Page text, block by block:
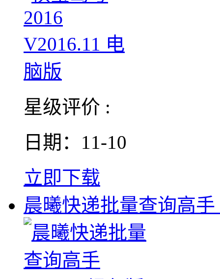
星级评价 :
日期：11-10
立即下载
晨曦快递批量查询高手